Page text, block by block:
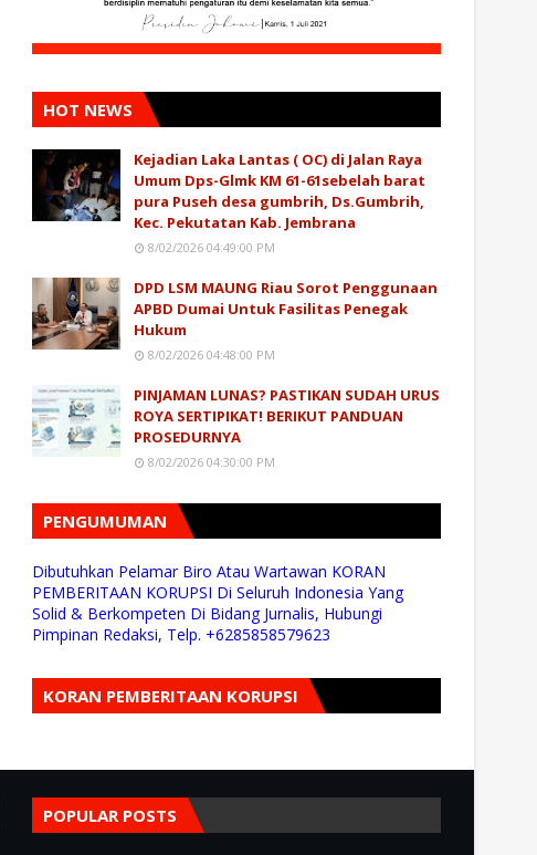
HOT NEWS
Kejadian Laka Lantas ( OC) di Jalan Raya
Umum Dps-Glmk KM 61-61sebelah barat
pura Puseh desa gumbrih, Ds.Gumbrih,
Kec. Pekutatan Kab. Jembrana
8/02/2026 04:49:00 PM
DPD LSM MAUNG Riau Sorot Penggunaan
APBD Dumai Untuk Fasilitas Penegak
Hukum
8/02/2026 04:48:00 PM
PINJAMAN LUNAS? PASTIKAN SUDAH URUS
ROYA SERTIPIKAT! BERIKUT PANDUAN
PROSEDURNYA
8/02/2026 04:30:00 PM
PENGUMUMAN
Dibutuhkan Pelamar Biro Atau Wartawan KORAN
PEMBERITAAN KORUPSI Di Seluruh Indonesia Yang
Solid & Berkompeten Di Bidang Jurnalis, Hubungi
Pimpinan Redaksi, Telp. +6285858579623
KORAN PEMBERITAAN KORUPSI
POPULAR POSTS